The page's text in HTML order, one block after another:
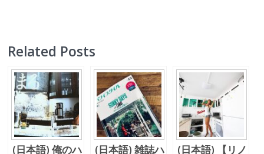
Related Posts
(日本語) 俺のハ (日本語) 雑誌ハ (日本語) 【リノ